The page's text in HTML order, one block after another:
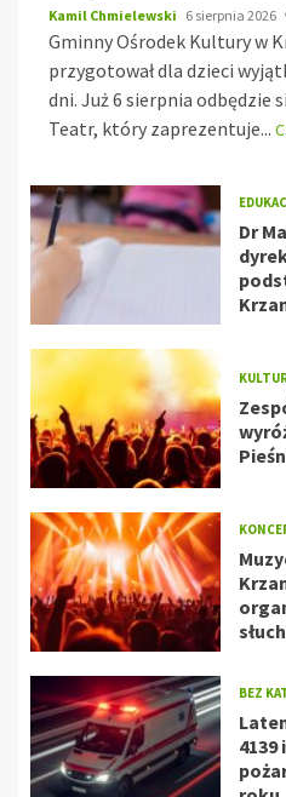
Kamil Chmielewski 6 sierpnia 2026
Gminny Ośrodek Kultury w
przygotował dla dzieci
dni. Już 6 sierpnia odbędzie
Teatr, który zaprezentuje...
Dr
BEZ